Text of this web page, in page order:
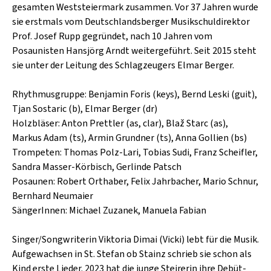
CAFÉ WOLF
POSTGARAGE
KUNSTGARTEN
KRISTALLWERK
GOLD & PECH THEATER
HARD & HEAVY
SINGER-SONGWRITER
KULTURLAND STEIERMARK
gesamten Weststeiermark zusammen. Vor 37 Jahren wurde
sie erstmals vom Deutschlandsberger Musikschuldirektor
Prof. Josef Rupp gegründet, nach 10 Jahren vom
Posaunisten Hansjörg Arndt weitergeführt. Seit 2015 steht
sie unter der Leitung des Schlagzeugers Elmar Berger.
Rhythmusgruppe: Benjamin Foris (keys), Bernd Leski (guit),
Tjan Sostaric (b), Elmar Berger (dr)
Holzbläser: Anton Prettler (as, clar), Blaž Starc (as),
Markus Adam (ts), Armin Grundner (ts), Anna Gollien (bs)
Trompeten: Thomas Polz-Lari, Tobias Sudi, Franz Scheifler,
Sandra Masser-Körbisch, Gerlinde Patsch
Posaunen: Robert Orthaber, Felix Jahrbacher, Mario Schnur,
Bernhard Neumaier
SängerInnen: Michael Zuzanek, Manuela Fabian
Singer/Songwriterin Viktoria Dimai (Vicki) lebt für die Musik.
Aufgewachsen in St. Stefan ob Stainz schrieb sie schon als